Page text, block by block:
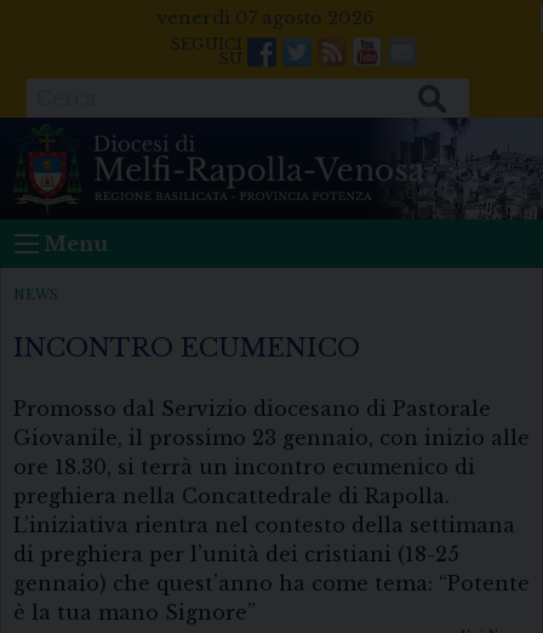
venerdì 07 agosto 2026
Facebook
Twitter
FeedsYoutube
Mail
Menu
NEWS
INCONTRO ECUMENICO
Promosso dal Servizio diocesano di Pastorale
Giovanile, il prossimo 23 gennaio, con inizio alle
ore 18.30, si terrà un incontro ecumenico di
preghiera nella Concattedrale di Rapolla.
L’iniziativa rientra nel contesto della settimana
di preghiera per l’unità dei cristiani (18-25
gennaio) che quest’anno ha come tema: “Potente
è la tua mano Signore”